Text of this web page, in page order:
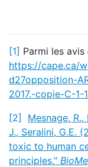
[1] Parmi les
https://cape.ca/
d27opposition-
2017.-copie-C-1-
[2]
Mesnage,
J., Seralini, G.E.
toxic to human
principles."